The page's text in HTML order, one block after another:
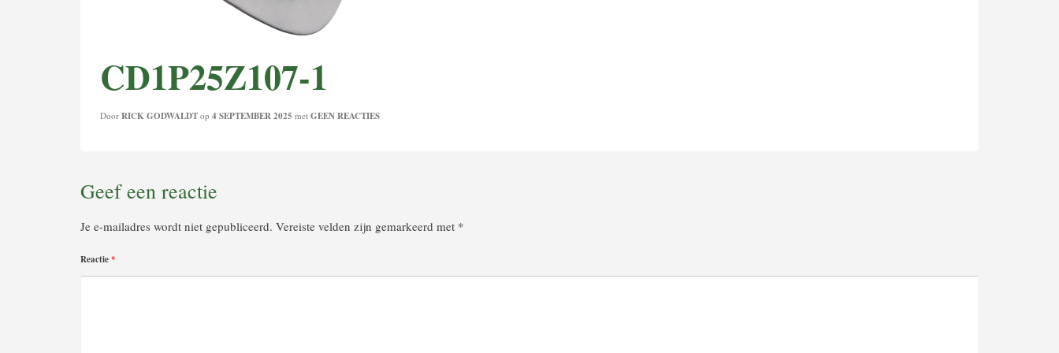
CD1P25Z107-1
Door RICK GODWALDT op 4 SEPTEMBER 2025 met GEEN REACTIES
Geef een reactie
Je e-mailadres wordt niet gepubliceerd. Vereiste velden zijn gemarkeerd met *
Reactie*